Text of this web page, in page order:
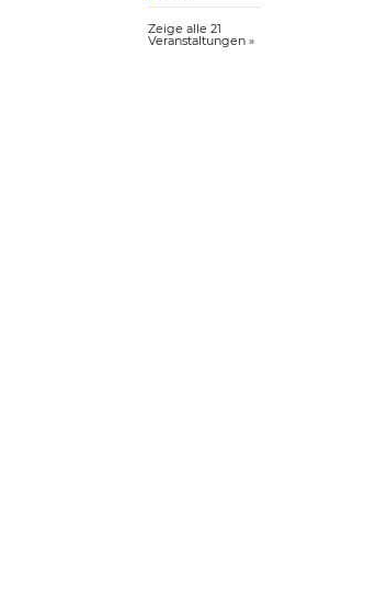
Zeige alle 21
Veranstaltungen »